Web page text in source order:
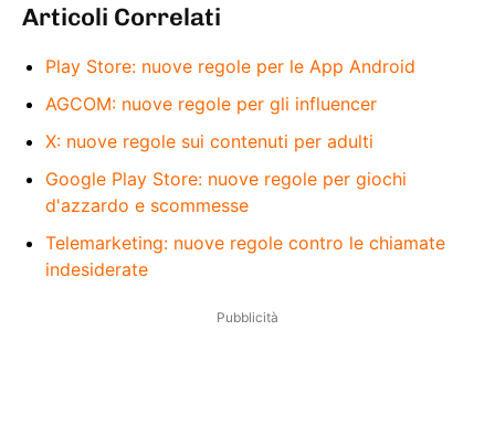
Articoli Correlati
Play Store: nuove regole per le App Android
AGCOM: nuove regole per gli influencer
X: nuove regole sui contenuti per adulti
Google Play Store: nuove regole per giochi
d'azzardo e scommesse
Telemarketing: nuove regole contro le chiamate
indesiderate
Pubblicità